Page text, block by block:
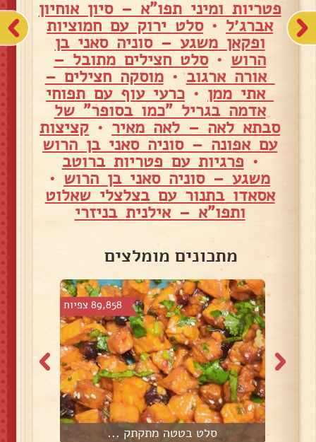
פטריות ומיני תפו"א – סיון אוחיון
אברג׳ל •סלט ירוק עם חמוציות
ופקאן משגע – סוניה סאני בן
הרוש •סלט חצילים מתובל –
אורה ארגוב•מוסקה חצילים –
אתי ממן • כרעי עוף עם תפוחי
אדמה בגריל "כמו בסופר" של
סבתא לאה – לאה מאיר • קציצות
עם אפונה – סוניה סאני בן הרוש
• פרגיות עם פטריות ברוטב
משגע – סוניה סאני בן הרוש •
אסאדו בתנור עם בצלצלי שאלוט
ותפו"א – אילנית בניזרי
מתכונים מומלצים
89,858 צפיות
סלט בטטה מתקתק ...